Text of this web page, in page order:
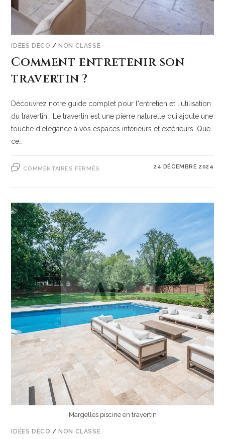
IDÉES DÉCO / NON CLASSÉ
Comment entretenir son
travertin ?
Découvrez notre guide complet pour l'entretien et l'utilisation
du travertin : Le travertin est une pierre naturelle qui ajoute une
touche d'élégance à vos espaces intérieurs et extérieurs. Que
ce…
COMMENTAIRES FERMÉS 24 DÉCEMBRE 2024
Margelles piscine en travertin
IDÉES DÉCO /NON CLASSÉ